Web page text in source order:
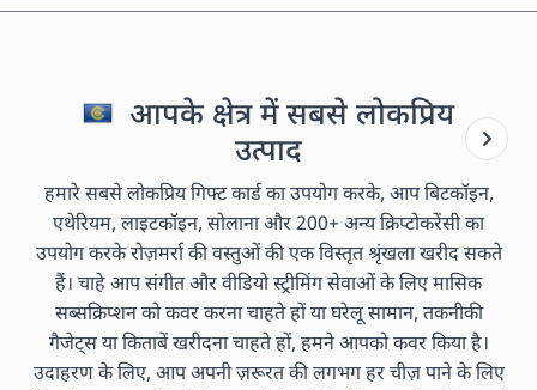
आपके क्षेत्र में सबसे लोकप्रिय
उत्पाद
हमारे सबसे लोकप्रिय गिफ्ट कार्ड का उपयोग करके, आप बिटकॉइन,
एथेरियम, लाइटकॉइन, सोलाना और 200+ अन्य क्रिप्टोकरेंसी का
उपयोग करके रोज़मर्रा की वस्तुओं की एक विस्तृत श्रृंखला खरीद सकते
हैं। चाहे आप संगीत और वीडियो स्ट्रीमिंग सेवाओं के लिए मासिक
सब्सक्रिप्शन को कवर करना चाहते हों या घरेलू सामान, तकनीकी
गैजेट्स या किताबें खरीदना चाहते हों, हमने आपको कवर किया है।
उदाहरण के लिए, आप अपनी ज़रूरत की लगभग हर चीज़ पाने के लिए